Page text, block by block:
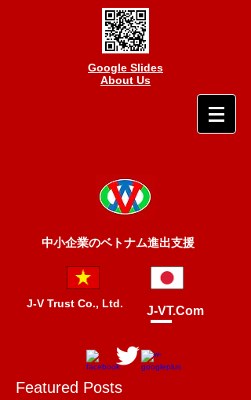
Google Slides
About Us
中小企業のベトナム進出支援
J-V Trust Co., Ltd.
J-VT.Com
Featured Posts